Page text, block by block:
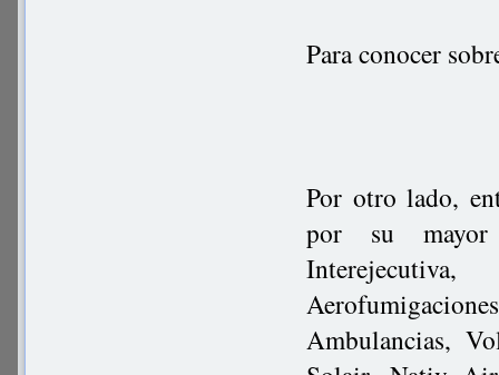
Para conocer
Por otro lado,
por su mayor
Ambulancias,